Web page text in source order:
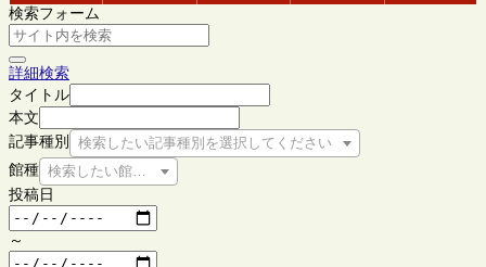
検索フォーム
詳細検索
タイトル
本文
記事種別
検索したい記事種別を選択してください
館種 検索したい館種を選択してください
投稿日
～